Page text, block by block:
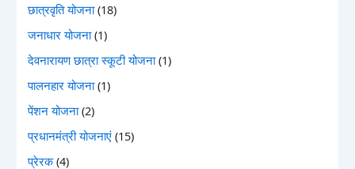
छात्रवृति योजना(18)
जनाधार योजना(1)
देवनारायण छात्रा स्कूटी योजना(1)
पालनहार योजना(1)
पेंशन योजना(2)
प्रधानमंत्री योजनाएं (15)
प्रेरक(4)